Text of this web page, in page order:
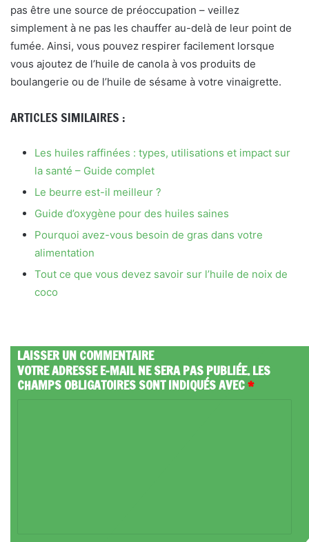
pas être une source de préoccupation – veillez
simplement à ne pas les chauffer au-delà de leur point de
fumée. Ainsi, vous pouvez respirer facilement lorsque
vous ajoutez de l’huile de canola à vos produits de
boulangerie ou de l’huile de sésame à votre vinaigrette.
ARTICLES SIMILAIRES :
Les huiles raffinées : types, utilisations et impact sur
la santé – Guide complet
Le beurre est-il meilleur ?
Guide d’oxygène pour des huiles saines
Pourquoi avez-vous besoin de gras dans votre
alimentation
Tout ce que vous devez savoir sur l’huile de noix de
coco
LAISSER UN COMMENTAIRE
VOTRE ADRESSE E-MAIL NE SERA PAS PUBLIÉE.LES
CHAMPS OBLIGATOIRES SONT INDIQUÉS AVEC*